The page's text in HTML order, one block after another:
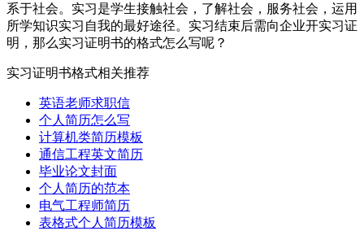
系于社会。实习是学生接触社会，了解社会，服务社会，运用
所学知识实习自我的最好途径。实习结束后需向企业开实习证
明，那么实习证明书的格式怎么写呢？
实习证明书格式相关推荐
英语老师求职信
个人简历怎么写
计算机类简历模板
通信工程英文简历
毕业论文封面
个人简历的范本
电气工程师简历
表格式个人简历模板